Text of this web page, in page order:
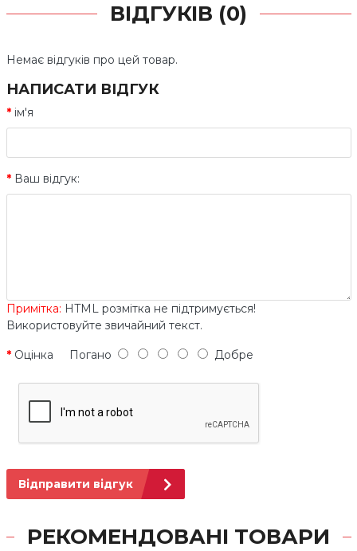
ВІДГУКІВ (0)
Немає відгуків про цей товар.
НАПИСАТИ ВІДГУК
ім'я
Ваш відгук:
Примітка: HTML розмітка не підтримується!
Використовуйте звичайний текст.
Оцінка Погано Добре
Відправити відгук
РЕКОМЕНДОВАНІ ТОВАРИ